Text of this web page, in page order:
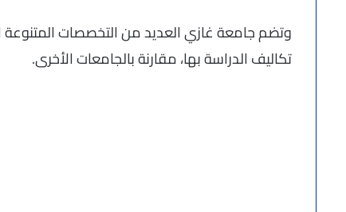
وتضم جامعة غازي العديد من التخصصات المتنوعة
تكاليف الدراسة بها، مقارنة بالجامعات الأخرى.